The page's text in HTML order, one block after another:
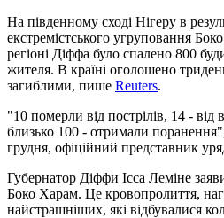
На південному сході Нігеру в
екстремістського угруповання
регіоні Діффа було спалено 800
жителя. В країні оголошено
загиблими, пише Reuters.
"10 померли від пострілів, 14 -
близько 100 - отримали
грудня, офіційний представник
Губернатор Діффи Ісса Леміне
Боко Харам. Це кровопролиття,
найстрашніших, які відбувалися